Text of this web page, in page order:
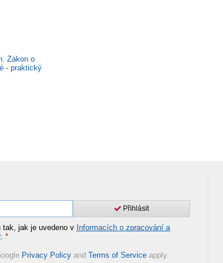
Zákon o
- praktický
Přihlásit
tak, jak je uvedeno v Informacích o zpracování a
. *
Privacy Policy and Terms of Service apply.